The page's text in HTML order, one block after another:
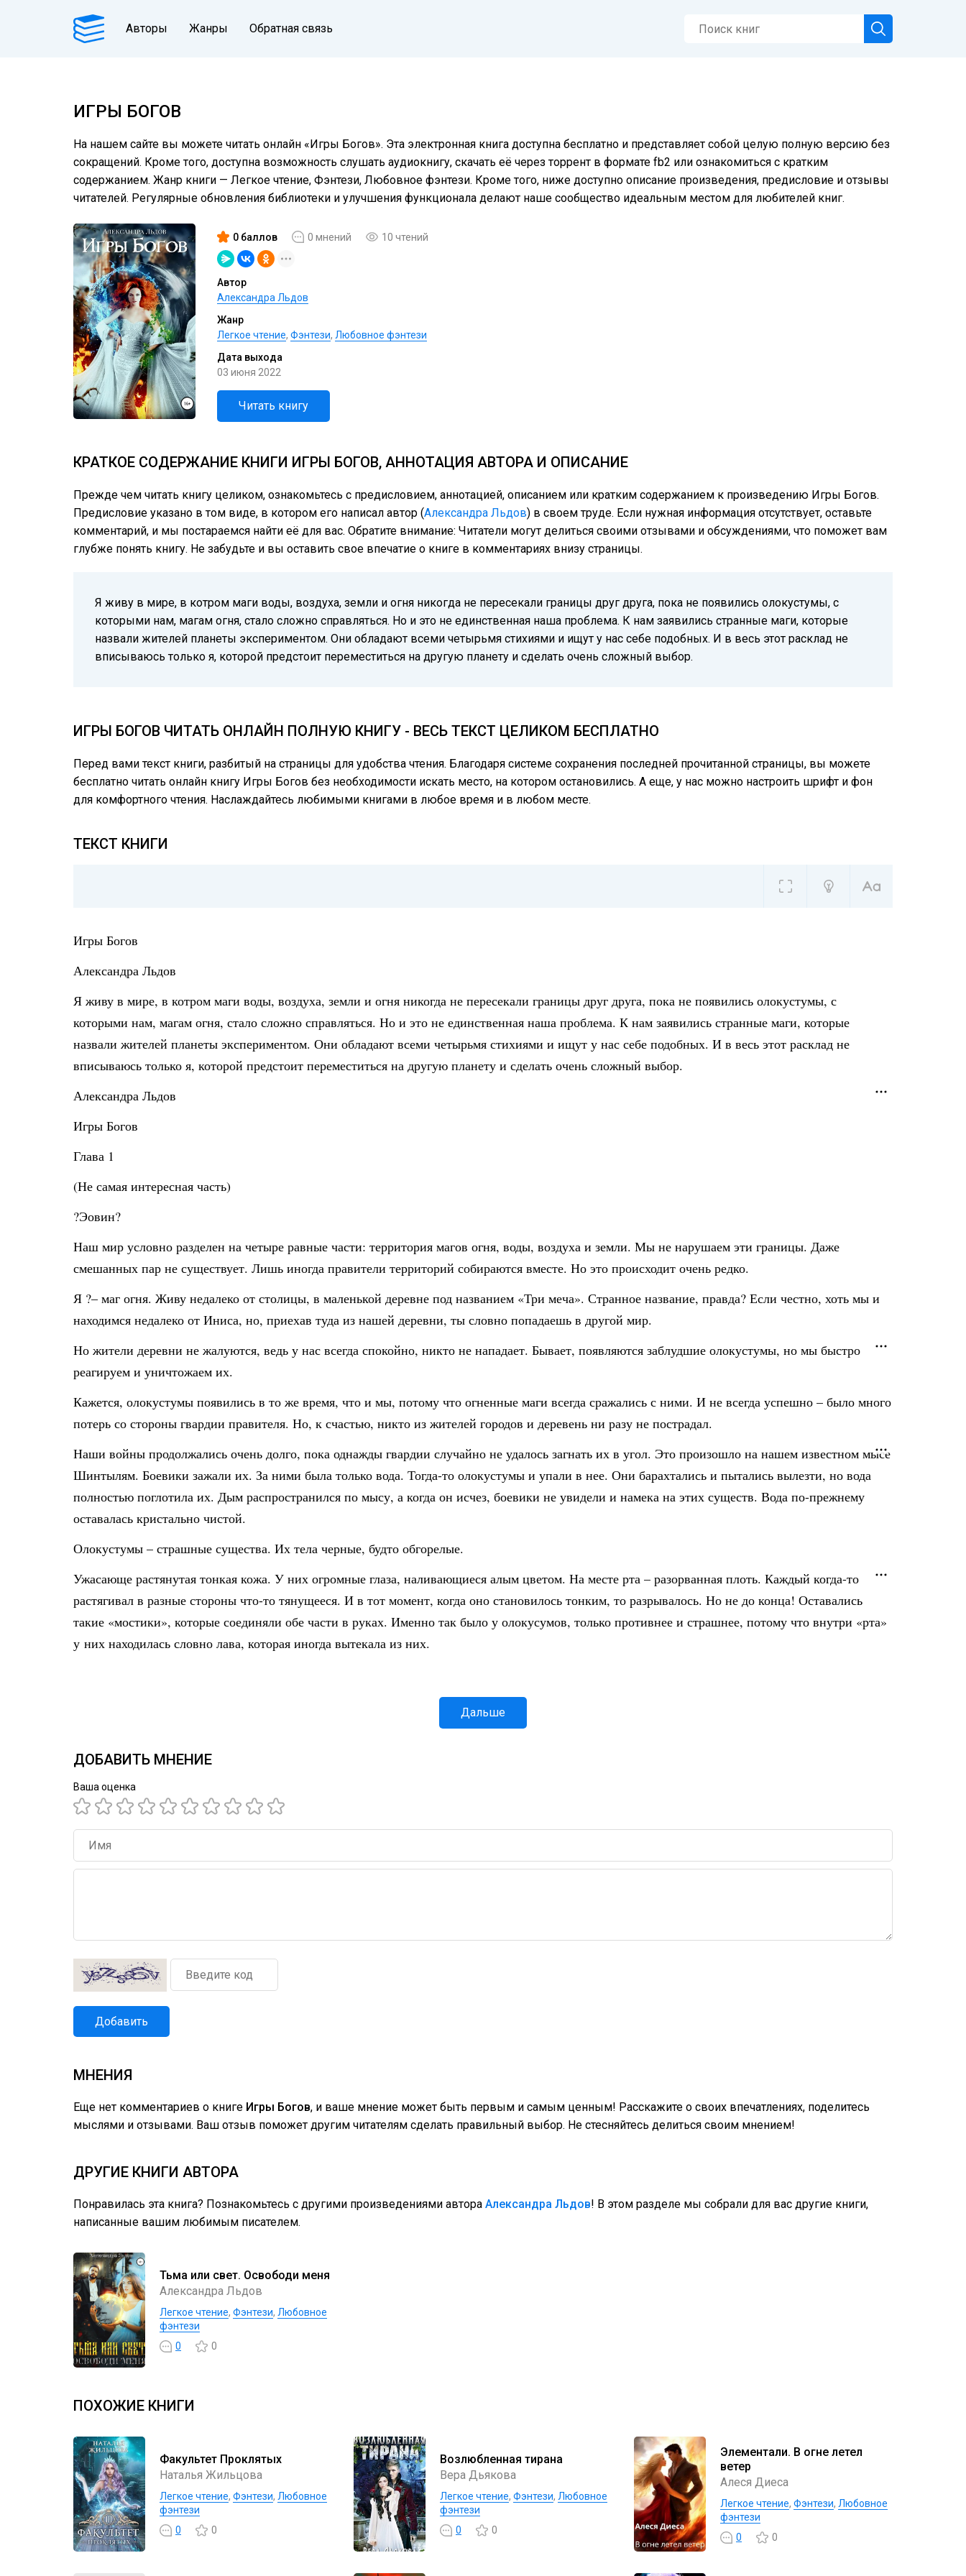
Авторы Жанры Обратная связь
ИГРЫ БОГОВ
На нашем сайте вы можете читать онлайн «Игры Богов». Эта электронная книга доступна бесплатно и представляет собой целую полную версию без
сокращений. Кроме того, доступна возможность слушать аудиокнигу, скачать её через торрент в формате fb2 или ознакомиться с кратким
содержанием. Жанр книги — Легкое чтение, Фэнтези, Любовное фэнтези. Кроме того, ниже доступно описание произведения, предисловие и отзывы
читателей. Регулярные обновления библиотеки и улучшения функционала делают наше сообщество идеальным местом для любителей книг.
0 баллов 0 мнений 10 чтений
Автор
Александра Льдов
Жанр
Легкое чтение, Фэнтези, Любовное фэнтези
Дата выхода
03 июня 2022
Читать книгу
КРАТКОЕ СОДЕРЖАНИЕ КНИГИ ИГРЫ БОГОВ, АННОТАЦИЯ АВТОРА И ОПИСАНИЕ
Прежде чем читать книгу целиком, ознакомьтесь с предисловием, аннотацией, описанием или кратким содержанием к произведению Игры Богов.
Предисловие указано в том виде, в котором его написал автор (Александра Льдов) в своем труде. Если нужная информация отсутствует, оставьте
комментарий, и мы постараемся найти её для вас. Обратите внимание: Читатели могут делиться своими отзывами и обсуждениями, что поможет вам
глубже понять книгу. Не забудьте и вы оставить свое впечатие о книге в комментариях внизу страницы.
Я живу в мире, в котром маги воды, воздуха, земли и огня никогда не пересекали границы друг друга, пока не появились олокустумы, с
которыми нам, магам огня, стало сложно справляться. Но и это не единственная наша проблема. К нам заявились странные маги, которые
назвали жителей планеты экспериментом. Они обладают всеми четырьмя стихиями и ищут у нас себе подобных. И в весь этот расклад не
вписываюсь только я, которой предстоит переместиться на другую планету и сделать очень сложный выбор.
ИГРЫ БОГОВ ЧИТАТЬ ОНЛАЙН ПОЛНУЮ КНИГУ - ВЕСЬ ТЕКСТ ЦЕЛИКОМ БЕСПЛАТНО
Перед вами текст книги, разбитый на страницы для удобства чтения. Благодаря системе сохранения последней прочитанной страницы, вы можете
бесплатно читать онлайн книгу Игры Богов без необходимости искать место, на котором остановились. А еще, у нас можно настроить шрифт и фон
для комфортного чтения. Наслаждайтесь любимыми книгами в любое время и в любом месте.
ТЕКСТ КНИГИ
Игры Богов
Александра Льдов
Я живу в мире, в котром маги воды, воздуха, земли и огня никогда не пересекали границы друг друга, пока не появились олокустумы, с
которыми нам, магам огня, стало сложно справляться. Но и это не единственная наша проблема. К нам заявились странные маги, которые
назвали жителей планеты экспериментом. Они обладают всеми четырьмя стихиями и ищут у нас себе подобных. И в весь этот расклад не
вписываюсь только я, которой предстоит переместиться на другую планету и сделать очень сложный выбор.
Александра Льдов
Игры Богов
Глава 1
(Не самая интересная часть)
?Эовин?
Наш мир условно разделен на четыре равные части: территория магов огня, воды, воздуха и земли. Мы не нарушаем эти границы. Даже
смешанных пар не существует. Лишь иногда правители территорий собираются вместе. Но это происходит очень редко.
Я ?– маг огня. Живу недалеко от столицы, в маленькой деревне под названием «Три меча». Странное название, правда? Если честно, хоть мы и
находимся недалеко от Иниса, но, приехав туда из нашей деревни, ты словно попадаешь в другой мир.
Но жители деревни не жалуются, ведь у нас всегда спокойно, никто не нападает. Бывает, появляются заблудшие олокустумы, но мы быстро
реагируем и уничтожаем их.
Кажется, олокустумы появились в то же время, что и мы, потому что огненные маги всегда сражались с ними. И не всегда успешно – было много
потерь со стороны гвардии правителя. Но, к счастью, никто из жителей городов и деревень ни разу не пострадал.
Наши войны продолжались очень долго, пока однажды гвардии случайно не удалось загнать их в угол. Это произошло на нашем известном мысе
Шинтылям. Боевики зажали их. За ними была только вода. Тогда-то олокустумы и упали в нее. Они барахтались и пытались вылезти, но вода
полностью поглотила их. Дым распространился по мысу, а когда он исчез, боевики не увидели и намека на этих существ. Вода по-прежнему
оставалась кристально чистой.
Олокустумы – страшные существа. Их тела черные, будто обгорелые.
Ужасающе растянутая тонкая кожа. У них огромные глаза, наливающиеся алым цветом. На месте рта – разорванная плоть. Каждый когда-то
растягивал в разные стороны что-то тянущееся. И в тот момент, когда оно становилось тонким, то разрывалось. Но не до конца! Оставались
такие «мостики», которые соединяли обе части в руках. Именно так было у олокусумов, только противнее и страшнее, потому что внутри «рта»
у них находилась словно лава, которая иногда вытекала из них.
Дальше
ДОБАВИТЬ МНЕНИЕ
Ваша оценка
Добавить
МНЕНИЯ
Еще нет комментариев о книге Игры Богов, и ваше мнение может быть первым и самым ценным! Расскажите о своих впечатлениях, поделитесь
мыслями и отзывами. Ваш отзыв поможет другим читателям сделать правильный выбор. Не стесняйтесь делиться своим мнением!
ДРУГИЕ КНИГИ АВТОРА
Понравилась эта книга? Познакомьтесь с другими произведениями автора Александра Льдов! В этом разделе мы собрали для вас другие книги,
написанные вашим любимым писателем.
Тьма или свет. Освободи меня
Александра Льдов
Легкое чтение, Фэнтези, Любовное
фэнтези
0
0
ПОХОЖИЕ КНИГИ
Факультет Проклятых
Наталья Жильцова
Легкое чтение, Фэнтези, Любовное
фэнтези
0
0
Возлюбленная тирана
Вера Дьякова
Легкое чтение, Фэнтези, Любовное
фэнтези
0
0
Элементали. В огне летел
ветер
Алеся Диеса
Легкое чтение, Фэнтези, Любовное
фэнтези
0
0